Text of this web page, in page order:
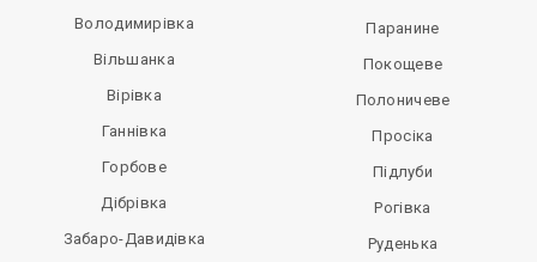
Володимирівка
Вільшанка
Вірівка
Ганнівка
Горбове
Дібрівка
Забаро-Давидівка
Паранине
Покощеве
Полоничеве
Просіка
Підлуби
Рогівка
Руденька